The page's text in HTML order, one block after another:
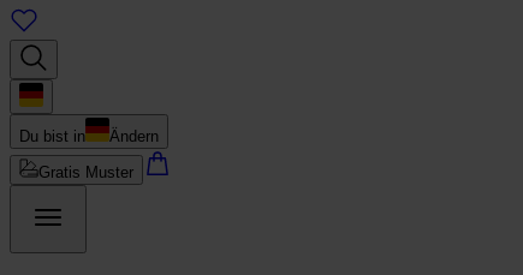
Du bist in
Ändern
Gratis Muster